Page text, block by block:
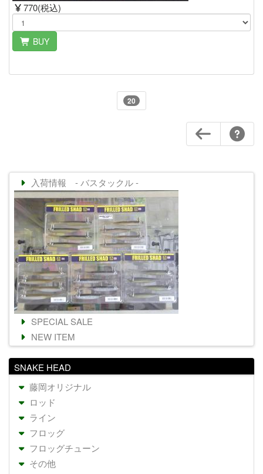
770(税込)
BUY
20
入荷情報 - バスタックル -
SPECIAL SALE
NEW ITEM
SNAKE HEAD
藤岡オリジナル
ロッド
ライン
フロッグ
フロッグチューン
その他